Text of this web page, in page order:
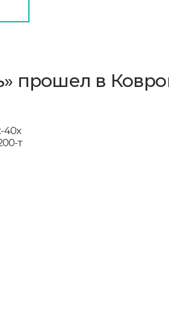
прошел в
40х
т